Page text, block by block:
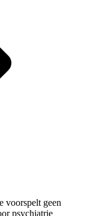
voorspelt geen
psychiatrie